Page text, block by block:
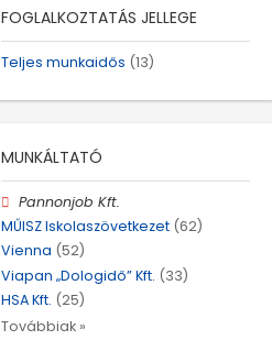
FOGLALKOZTATÁS JELLEGE
Teljes munkaidős (13)
MUNKÁLTATÓ
Pannonjob Kft.
MŰISZ Iskolaszövetkezet (62)
Vienna (52)
Viapan „Dologidő” Kft. (33)
HSA Kft. (25)
Továbbiak »